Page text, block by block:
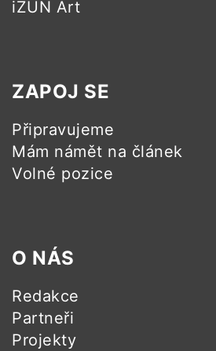
iZUN Art
ZAPOJ SE
Připravujeme
Mám námět na článek
Volné pozice
O NÁS
Redakce
Partneři
Projekty